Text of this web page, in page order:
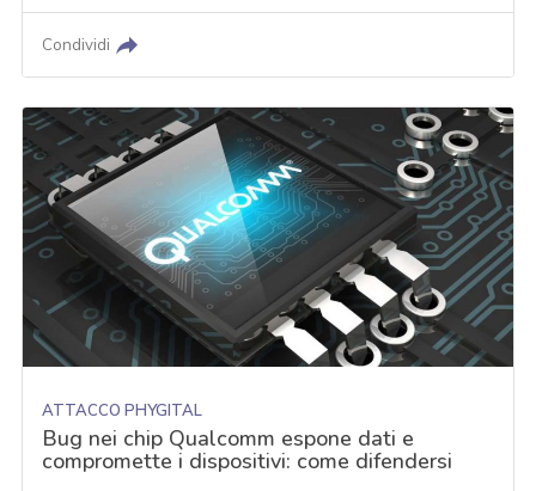
Condividi
ATTACCO PHYGITAL
Bug nei chip Qualcomm espone dati e
compromette i dispositivi: come difendersi